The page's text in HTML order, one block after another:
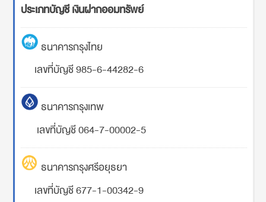
ประเภทบัญชี เงินฝากออมทรัพย์
ธนาคารกรุงไทย
เลขที่บัญชี 985-6-44282-6
ธนาคารกรุงเทพ
เลขที่บัญชี 064-7-00002-5
ธนาคารกรุงศรีอยุธยา
เลขที่บัญชี 677-1-00342-9